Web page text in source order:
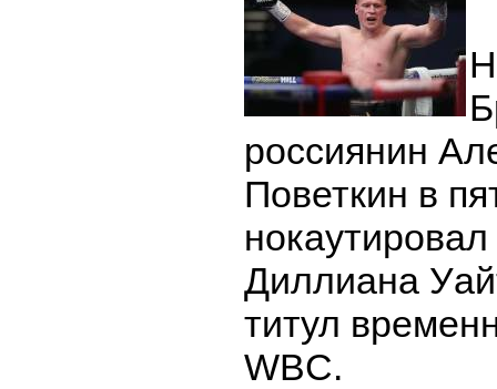
россиянин
Поветкин в
Диллиана
титул
WBC.